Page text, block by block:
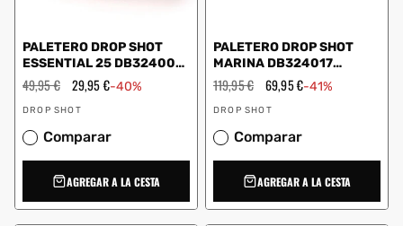
PALETERO DROP SHOT
ESSENTIAL 25 DB324001
ROJO
Precio
habitual
49,95 € Precio
oferta
29,95 €-40%
Proveedor:
DROP SHOT
Comparar
AGREGAR A LA CESTA
PALETERO DROP SHOT
MARINA DB324017
BLANCO
Precio
habitual
119,95 € Precio
oferta
69,95 €-41%
Proveedor:
DROP SHOT
Comparar
AGREGAR A LA CESTA